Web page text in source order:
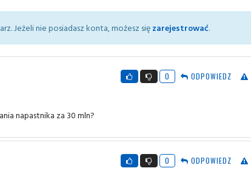
Jeżeli nie posiadasz konta, możesz sięzarejestrować.
0 ODPOWIEDZ
napastnika za 30 mln?
0 ODPOWIEDZ